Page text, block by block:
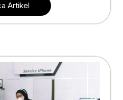
Artikel